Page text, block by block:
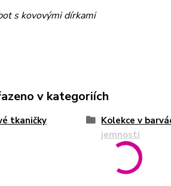
s kovovými dírkami
v kategoriích
tkaničky
Kolekce v
jemnosti